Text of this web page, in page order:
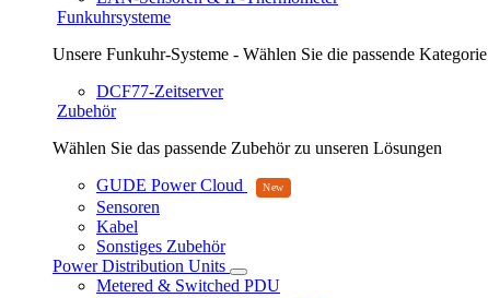
Funkuhrsysteme
Unsere Funkuhr-Systeme - Wählen Sie die passende Kategorie
DCF77-Zeitserver
Zubehör
Wählen Sie das passende Zubehör zu unseren Lösungen
GUDE Power Cloud
Sensoren
Kabel
Sonstiges Zubehör
Power Distribution Units
Metered & Switched PDU